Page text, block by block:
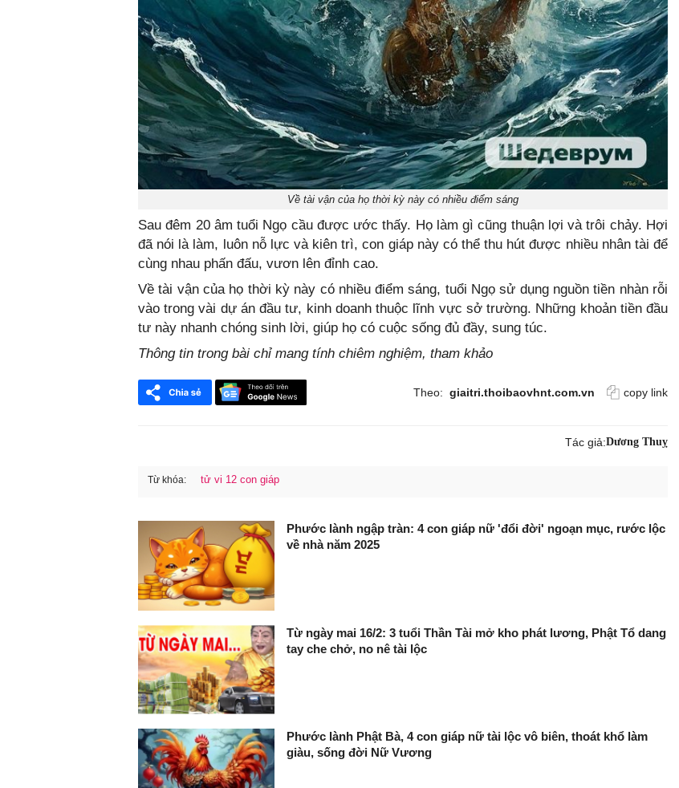
Về tài vận của họ thời kỳ này có nhiều điểm sáng
Sau đêm 20 âm tuổi Ngọ cầu được ước thấy. Họ làm gì cũng thuận lợi và trôi chảy. Hợi
đã nói là làm, luôn nỗ lực và kiên trì, con giáp này có thể thu hút được nhiều nhân tài để
cùng nhau phấn đấu, vươn lên đỉnh cao.
Về tài vận của họ thời kỳ này có nhiều điểm sáng, tuổi Ngọ sử dụng nguồn tiền nhàn rỗi
vào trong vài dự án đầu tư, kinh doanh thuộc lĩnh vực sở trường. Những khoản tiền đầu
tư này nhanh chóng sinh lời, giúp họ có cuộc sống đủ đầy, sung túc.
Thông tin trong bài chỉ mang tính chiêm nghiệm, tham khảo
Theo: giaitri.thoibaovhnt.com.vn copy link
Tác giả:Dương Thuỵ
Từ khóa: tử vi 12 con giáp
Phước lành ngập tràn: 4 con giáp nữ 'đổi đời' ngoạn mục, rước lộc
về nhà năm 2025
Từ ngày mai 16/2: 3 tuổi Thần Tài mở kho phát lương, Phật Tổ dang
tay che chở, no nê tài lộc
Phước lành Phật Bà, 4 con giáp nữ tài lộc vô biên, thoát khổ làm
giàu, sống đời Nữ Vương